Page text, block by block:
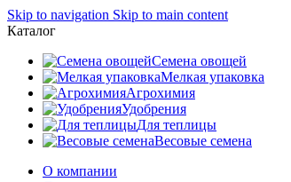
Skip to navigation Skip to main content
Каталог
Семена овощей
Мелкая упаковка
Агрохимия
Удобрения
Для теплицы
Весовые семена
О компании